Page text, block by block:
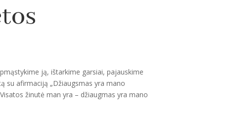
ją, ištarkime garsiai, pajauskime
su afirmaciją „Džiaugsmas yra mano
žinutė man yra – džiaugmas yra mano